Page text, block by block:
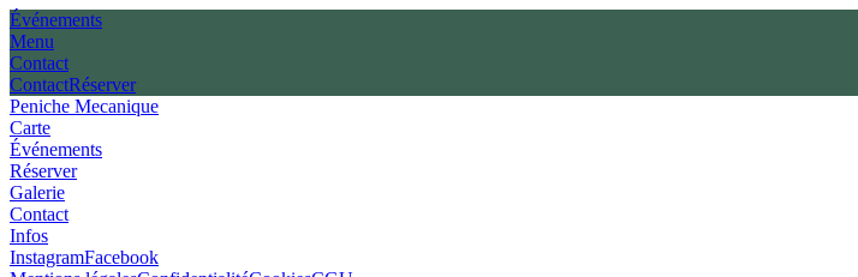
Événements
Menu
Contact
ContactRéserver
Peniche Mecanique
Carte
Événements
Réserver
Galerie
Contact
Infos
InstagramFacebook